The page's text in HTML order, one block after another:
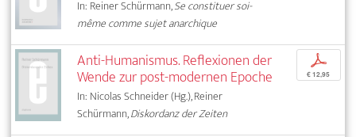
In: Reiner Schürmann,Se constituer soi-
même comme sujet anarchique
Anti-Humanismus. Reflexionen der
Wende zur post-modernen Epoche
In: Nicolas Schneider (Hg.), Reiner
Schürmann,Diskordanz der Zeiten
p
€ 12,95